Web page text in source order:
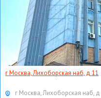
г Москва, Лихоборская наб, д 11
г Москва, Лихоборская наб,